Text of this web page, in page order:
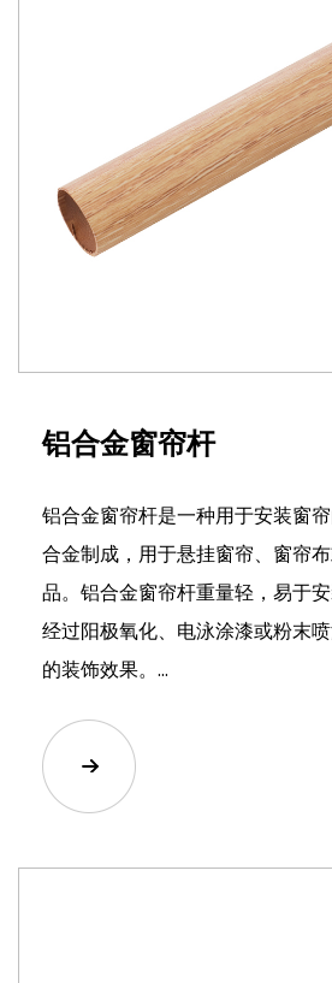
铝合金窗帘杆
铝合金窗帘杆是一种用于安装窗
合金制成，用于悬挂窗帘、窗帘
品。铝合金窗帘杆重量轻，易于
经过阳极氧化、电泳涂漆或粉末
的装饰效果。...